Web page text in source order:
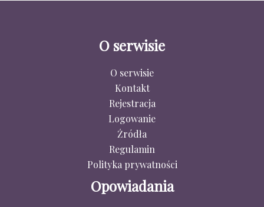
O serwisie
O serwisie
Kontakt
Rejestracja
Logowanie
Źródła
Regulamin
Polityka prywatności
Opowiadania